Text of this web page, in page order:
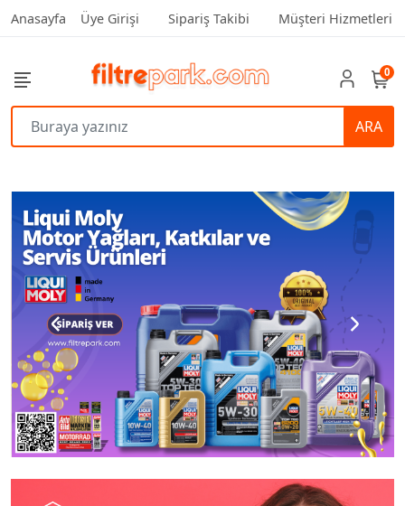
Anasayfa Üye Girişi Sipariş Takibi Müşteri Hizmetleri
ARA
0